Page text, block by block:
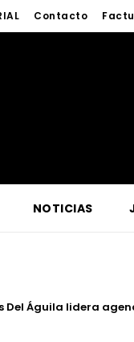
Contacto
NOTICIAS
Vicariato de Iquitos